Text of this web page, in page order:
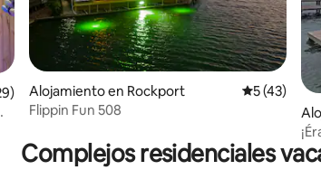
promedio: 4.98 de 5, 129 reseñas
Alojamiento en Rockport Calificación
5 (43)
Flippin Fun 508
Complejos residenciales